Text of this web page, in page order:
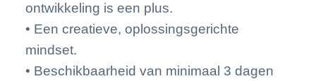
ontwikkeling is een plus.
• Een creatieve, oplossingsgerichte
mindset.
• Beschikbaarheid van minimaal 3 dagen